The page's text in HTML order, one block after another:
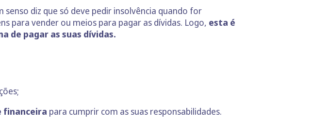
senso diz que só deve pedir insolvência quando for
para vender ou meios para pagar as dívidas. Logo, esta é
de pagar as suas dívidas.
financeira para cumprir com as suas responsabilidades.